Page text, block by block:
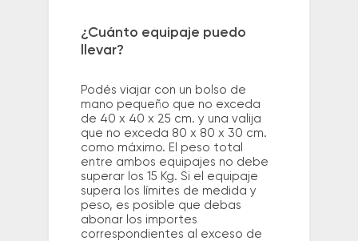
¿Cuánto equipaje puedo
llevar?
Podés viajar con un bolso de
mano pequeño que no exceda
de 40 x 40 x 25 cm. y una valija
que no exceda 80 x 80 x 30 cm.
como máximo. El peso total
entre ambos equipajes no debe
superar los 15 Kg. Si el equipaje
supera los límites de medida y
peso, es posible que debas
abonar los importes
correspondientes al exceso de